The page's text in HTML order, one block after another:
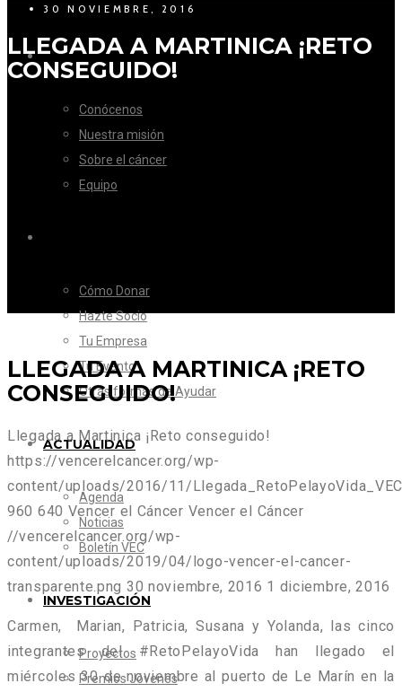
LA FUNDACIÓN
Conócenos
Nuestra misión
Sobre el cáncer
Equipo
Cómo Donar
Hazte Socio
Tu Empresa
Tu Evento
Otras formas de Ayudar
ACTUALIDAD
Agenda
Noticias
Boletín VEC
INVESTIGACIÓN
Proyectos
Premios Jóvenes
30 NOVIEMBRE, 2016
LLEGADA A MARTINICA ¡RETO
CONSEGUIDO!
LLEGADA A MARTINICA ¡RETO
CONSEGUIDO!
Llegada a Martinica ¡Reto conseguido!
https://vencerelcancer.org/wp-
content/uploads/2016/11/
960 640 Vencer el Cáncer Vencer el Cáncer
//vencerelcancer.org/wp-
content/uploads/2019/04/logo-vencer-el-cancer-
transparente.png 30 noviembre, 2016 1 diciembre, 2016
Carmen, Marian, Patricia, Susana y Yolanda, las cinco
integrantes del #RetoPelayoVida han llegado el
miércoles 30 de noviembre al puerto de Le Marín en la